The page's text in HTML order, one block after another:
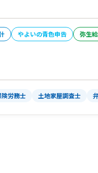
やよいの青色申告 弥生
労務士 土地家屋調査士